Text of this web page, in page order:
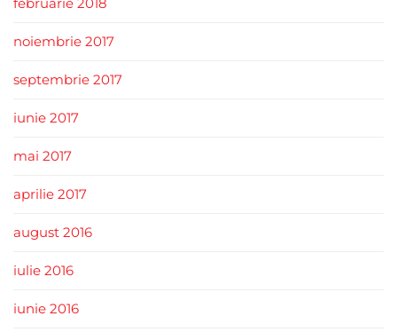
noiembrie 2017
septembrie 2017
iunie 2017
mai 2017
aprilie 2017
august 2016
iulie 2016
iunie 2016